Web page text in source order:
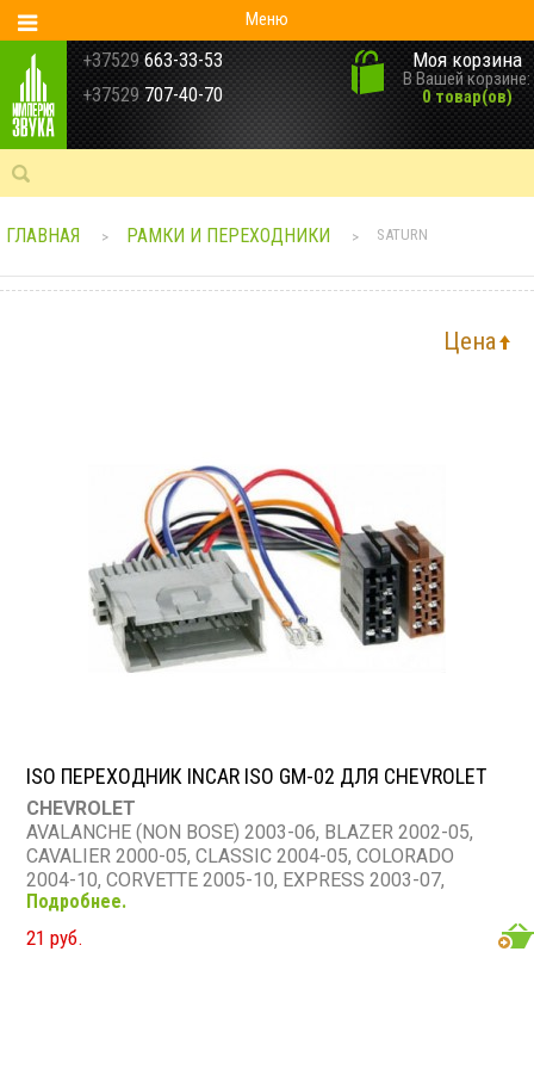
Меню
+37529 663-33-53
+37529 707-40-70
Моя корзина
В Вашей корзине:
0 товар(ов)
ГЛАВНАЯ > РАМКИ И ПЕРЕХОДНИКИ > SATURN
Цена
ISO ПЕРЕХОДНИК INCAR ISO GM-02 ДЛЯ CHEVROLET
CHEVROLET
AVALANCHE (NON BOSE) 2003-06, BLAZER 2002-05,
CAVALIER 2000-05, CLASSIC 2004-05, COLORADO
2004-10, CORVETTE 2005-10, EXPRESS 2003-07,
EXPRESS VAN 2001-02, IMPALA 2000-05, KODIAK
(C4500&C8500) 2005-09, MALIBU 2001-03, MONTE
CARLO 2000-05, SILVERADO 2003-06, SILVERADO
Подробнее.
21 руб.